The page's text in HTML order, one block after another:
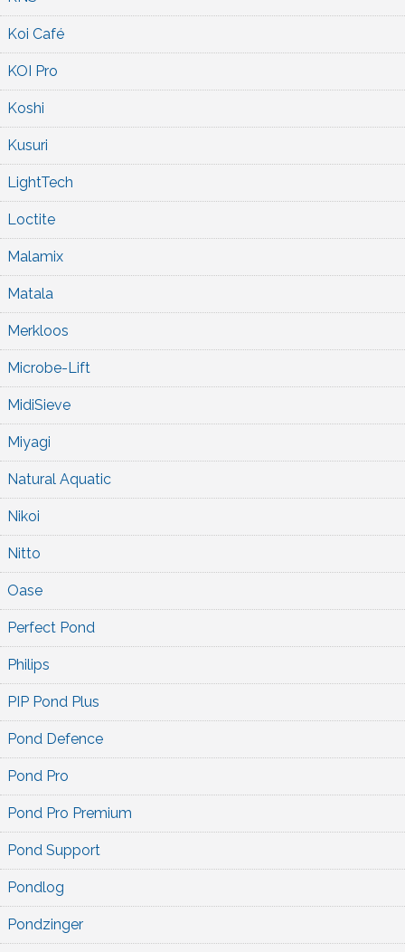
Koi Café
KOI Pro
Koshi
Kusuri
LightTech
Loctite
Malamix
Matala
Merkloos
Microbe-Lift
MidiSieve
Miyagi
Natural Aquatic
Nikoi
Nitto
Oase
Perfect Pond
Philips
PIP Pond Plus
Pond Defence
Pond Pro
Pond Pro Premium
Pond Support
Pondlog
Pondzinger